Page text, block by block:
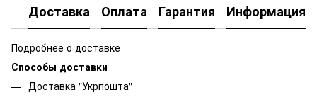
Доставка Оплата Гарантия Информация
Подробнее о доставке
Способы доставки
Доставка "Укрпошта"